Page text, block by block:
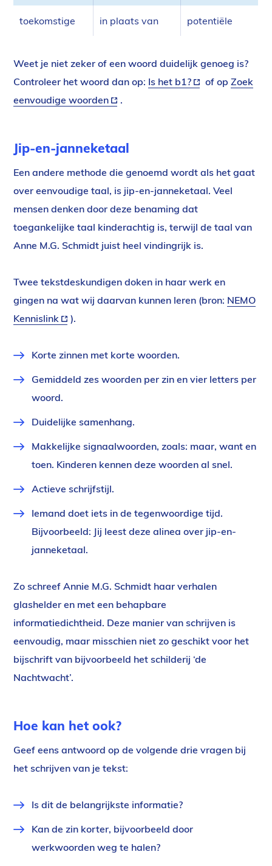
toekomstige in plaats van potentiële
Weet je niet zeker of een woord duidelijk genoeg is?
Controleer het woord dan op: Is het b1? (externe
of op Zoek
eenvoudige woorden (externe
.
Jip-en-janneketaal
Een andere methode die genoemd wordt als het gaat
over eenvoudige taal, is jip-en-janneketaal. Veel
mensen denken door deze benaming dat
toegankelijke taal kinderachtig is, terwijl de taal van
Anne M.G. Schmidt juist heel vindingrijk is.
Twee tekstdeskundigen doken in haar werk en
gingen na wat wij daarvan kunnen leren (bron: NEMO
Kennislink (externe
).
Korte zinnen met korte woorden.
Gemiddeld zes woorden per zin en vier letters per
woord.
Duidelijke samenhang.
Makkelijke signaalwoorden, zoals: maar, want en
toen. Kinderen kennen deze woorden al snel.
Actieve schrijfstijl.
Iemand doet iets in de tegenwoordige tijd.
Bijvoorbeeld: Jij leest deze alinea over jip-en-
janneketaal.
Zo schreef Annie M.G. Schmidt haar verhalen
glashelder en met een behapbare
informatiedichtheid. Deze manier van schrijven is
eenvoudig, maar misschien niet zo geschikt voor het
bijschrift van bijvoorbeeld het schilderij ‘de
Nachtwacht’.
Hoe kan het ook?
Geef eens antwoord op de volgende drie vragen bij
het schrijven van je tekst:
Is dit de belangrijkste informatie?
Kan de zin korter, bijvoorbeeld door
werkwoorden weg te halen?